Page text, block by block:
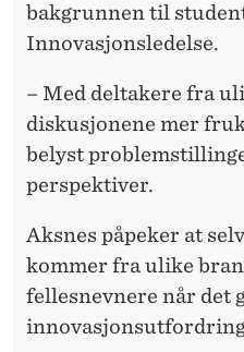
bakgrunnen til
Innovasjonsledelse.
– Med deltakere fra
diskusjonene mer
belyst
perspektiver.
Aksnes påpeker at
kommer fra ulike
fellesnevnere når det